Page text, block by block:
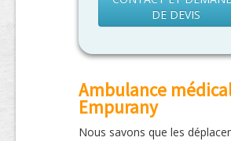
DE DEVIS
Ambulance
Empurany
Nous savons que les